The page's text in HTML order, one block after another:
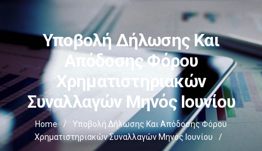
Υποβολή Δήλωσης Και
Απόδοσης Φόρου
Χρηματιστηριακών
Συναλλαγών Μηνός Ιουνίου
Home /
Υποβολή Δήλωσης Και Απόδοσης Φόρου
Χρηματιστηριακών Συναλλαγών Μηνός Ιουνίου
/